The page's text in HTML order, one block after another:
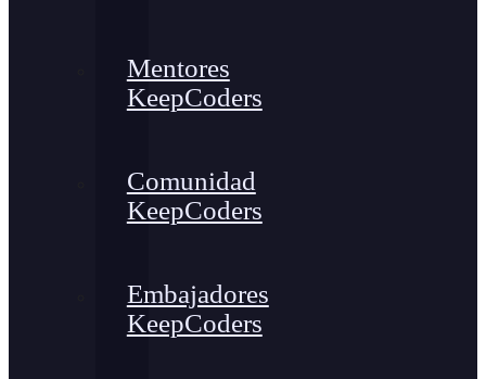
Mentores
KeepCoders
Comunidad
KeepCoders
Embajadores
KeepCoders